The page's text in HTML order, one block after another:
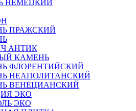
НЕМЕЦКИЙ
ПРАЖСКИЙ
АНТИК
КАМЕНЬ
ФЛОРЕНТИЙСКИЙ
НЕАПОЛИТАНСКИЙ
ВЕНЕЦИАНСКИЙ
ЭКО
ЭКО